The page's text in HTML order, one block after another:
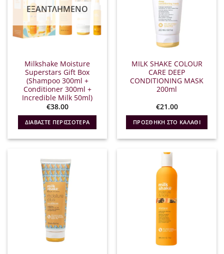
ΕΞΑΝΤΛΗΜΈΝΟ
Milkshake Moisture
Superstars Gift Box
(Shampoo 300ml +
Conditioner 300ml +
Incredible Milk 50ml)
€38.00
ΔΙΑΒΆΣΤΕ ΠΕΡΙΣΣΌΤΕΡΑ
MILK SHAKE COLOUR
CARE DEEP
CONDITIONING MASK
200ml
€21.00
ΠΡΟΣΘΉΚΗ ΣΤΟ ΚΑΛΆΘΙ